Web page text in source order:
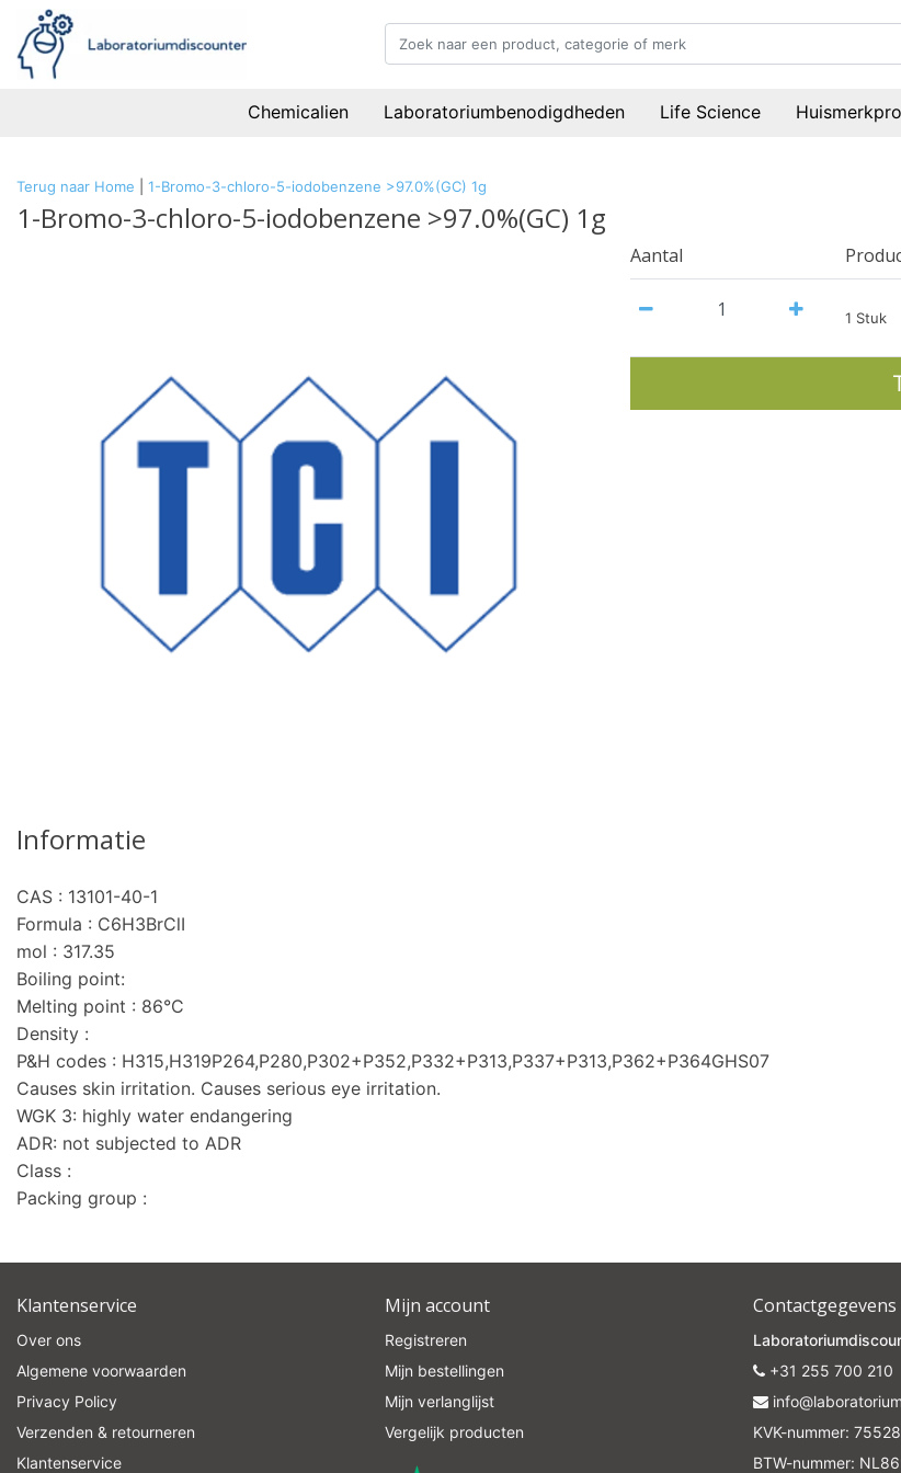
Chemicalien Laboratoriumbenodigdheden Life Science
Terug naar Home 1-Bromo-3-chloro-5-iodobenzene >97.0%(GC) 1g
1-Bromo-3-chloro-5-iodobenzene >97.0%(GC) 1g
Aantal
1 Stuk
Informatie
CAS : 13101-40-1
Formula : C6H3BrClI
mol : 317.35
Boiling point:
Melting point : 86°C
Density :
P&H codes : H315,H319P264,P280,P302+P352,P332+P313,P337+P313,P362+P364GHS07
Causes skin irritation. Causes serious eye irritation.
WGK 3: highly water endangering
ADR: not subjected to ADR
Class :
Packing group :
Klantenservice
Over ons
Algemene voorwaarden
Privacy Policy
Verzenden & retourneren
Klantenservice
Mijn account
Registreren
Mijn bestellingen
Mijn verlanglijst
Vergelijk producten
Contactgegevens
+31 255 700 210
KVK-nummer:
BTW-nummer: